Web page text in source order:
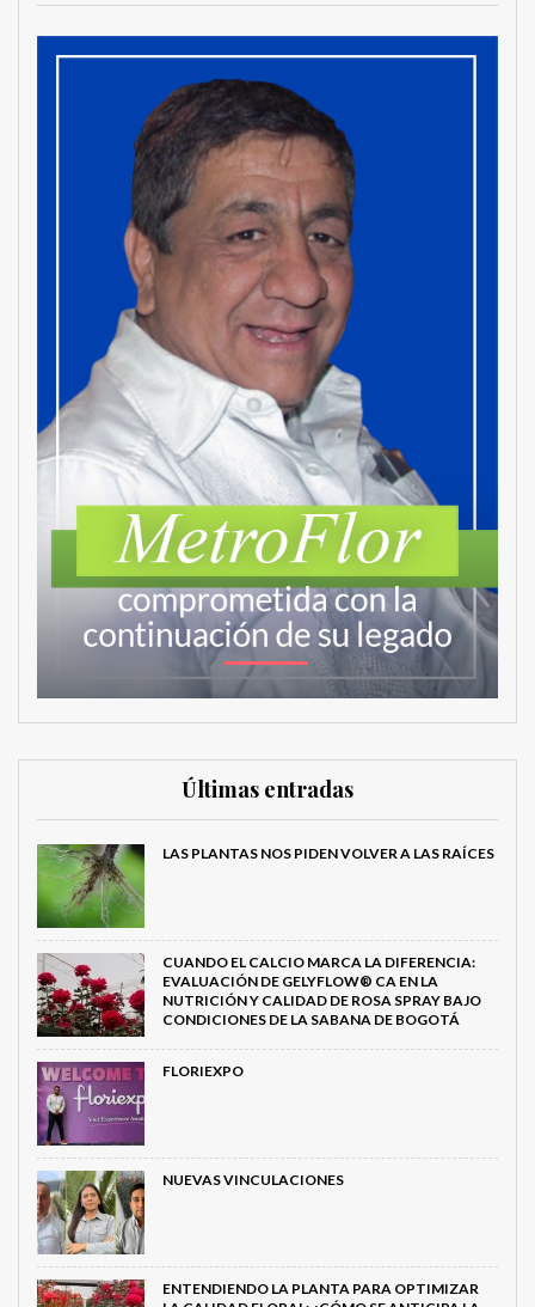
Últimas entradas
LAS PLANTAS NOS PIDEN VOLVER A LAS RAÍCES
CUANDO EL CALCIO MARCA LA DIFERENCIA:
EVALUACIÓN DE GELYFLOW® CA EN LA
NUTRICIÓN Y CALIDAD DE ROSA SPRAY BAJO
CONDICIONES DE LA SABANA DE BOGOTÁ
FLORIEXPO
NUEVAS VINCULACIONES
ENTENDIENDO LA PLANTA PARA OPTIMIZAR